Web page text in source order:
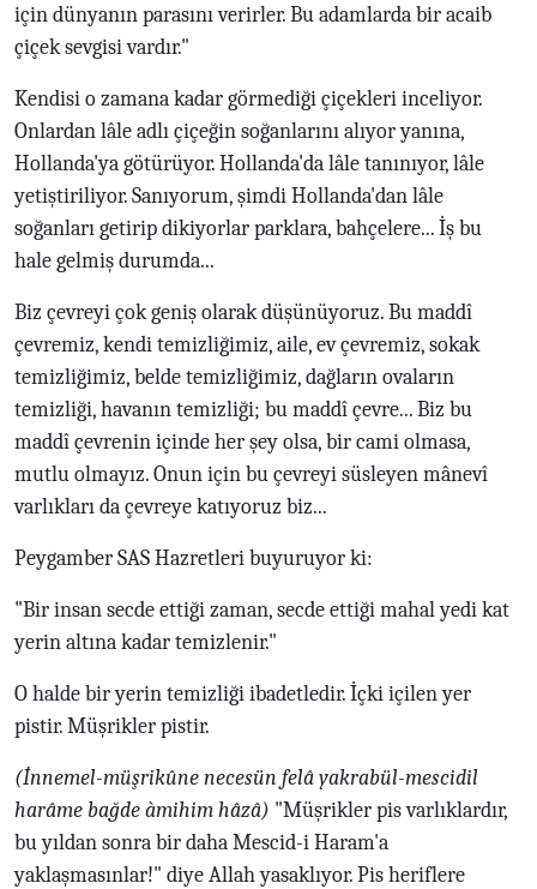
için dünyanın parasını verirler. Bu adamlarda bir acaib
çiçek sevgisi vardır."
Kendisi o zamana kadar görmediği çiçekleri inceliyor.
Onlardan lâle adlı çiçeğin soğanlarını alıyor yanına,
Hollanda'ya götürüyor. Hollanda'da lâle tanınıyor, lâle
yetiştiriliyor. Sanıyorum, şimdi Hollanda'dan lâle
soğanları getirip dikiyorlar parklara, bahçelere... İş bu
hale gelmiş durumda...
Biz çevreyi çok geniş olarak düşünüyoruz. Bu maddî
çevremiz, kendi temizliğimiz, aile, ev çevremiz, sokak
temizliğimiz, belde temizliğimiz, dağların ovaların
temizliği, havanın temizliği; bu maddî çevre... Biz bu
maddî çevrenin içinde her şey olsa, bir cami olmasa,
mutlu olmayız. Onun için bu çevreyi süsleyen mânevî
varlıkları da çevreye katıyoruz biz...
Peygamber SAS Hazretleri buyuruyor ki:
"Bir insan secde ettiği zaman, secde ettiği mahal yedi kat
yerin altına kadar temizlenir."
O halde bir yerin temizliği ibadetledir. İçki içilen yer
pistir. Müşrikler pistir.
(İnnemel-müşrikûne necesün felâ yakrabül-mescidil
harâme bağde àmihim hâzâ) "Müşrikler pis varlıklardır,
bu yıldan sonra bir daha Mescid-i Haram'a
yaklaşmasınlar!" diye Allah yasaklıyor. Pis heriflere